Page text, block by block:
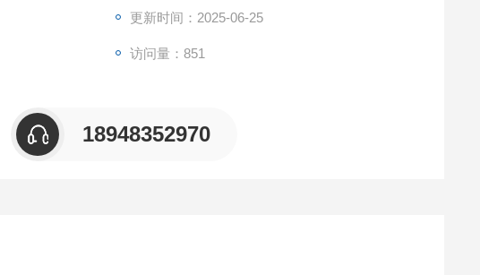
更新时间：2025-06-25
访问量：851
18948352970